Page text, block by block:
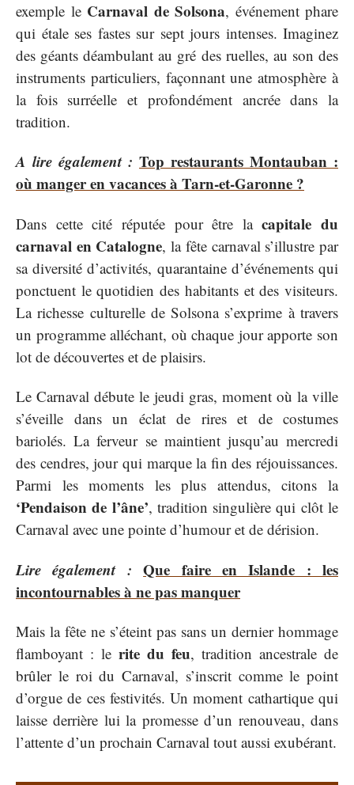
exemple le Carnaval de Solsona, événement phare
qui étale ses fastes sur sept jours intenses. Imaginez
des géants déambulant au gré des ruelles, au son des
instruments particuliers, façonnant une atmosphère à
la fois surréelle et profondément ancrée dans la
tradition.
A lire également : Top restaurants Montauban :
où manger en vacances à Tarn-et-Garonne ?
Dans cette cité réputée pour être lacapitale du
carnaval en Catalogne, la fête carnaval s’illustre par
sa diversité d’activités, quarantaine d’événements qui
ponctuent le quotidien des habitants et des visiteurs.
La richesse culturelle de Solsona s’exprime à travers
un programme alléchant, où chaque jour apporte son
lot de découvertes et de plaisirs.
Le Carnaval débute le jeudi gras, moment où la ville
s’éveille dans un éclat de rires et de costumes
bariolés. La ferveur se maintient jusqu’au mercredi
des cendres, jour qui marque la fin des réjouissances.
Parmi les moments les plus attendus, citons la
‘Pendaison de l’âne’, tradition singulière qui clôt le
Carnaval avec une pointe d’humour et de dérision.
Lire également : Que faire en Islande : les
incontournables à ne pas manquer
Mais la fête ne s’éteint pas sans un dernier hommage
flamboyant : le rite du feu, tradition ancestrale de
brûler le roi du Carnaval, s’inscrit comme le point
d’orgue de ces festivités. Un moment cathartique qui
laisse derrière lui la promesse d’un renouveau, dans
l’attente d’un prochain Carnaval tout aussi exubérant.